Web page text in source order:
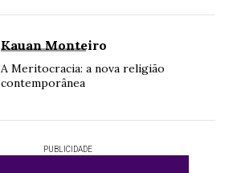
Kauan Monteiro
A Meritocracia: a nova religião
contemporânea
PUBLICIDADE